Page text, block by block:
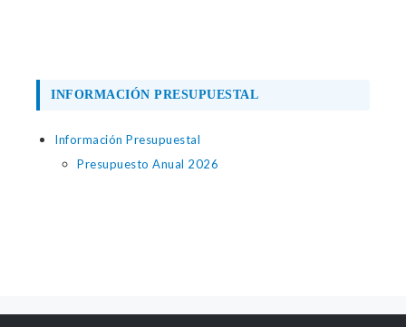
INFORMACIÓN PRESUPUESTAL
Información Presupuestal
Presupuesto Anual 2026